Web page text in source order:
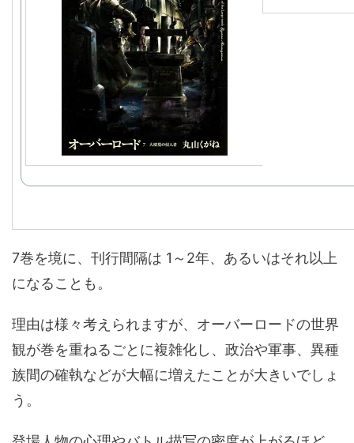
7巻を境に、刊行間隔は 1～2年、あるいはそれ以上
になることも。
理由は様々考えられますが、オーバーロードの世界
観が巻を重ねるごとに複雑化し、政治や軍事、異種
族間の確執などが大幅に増えたことが大きいでしょ
う。